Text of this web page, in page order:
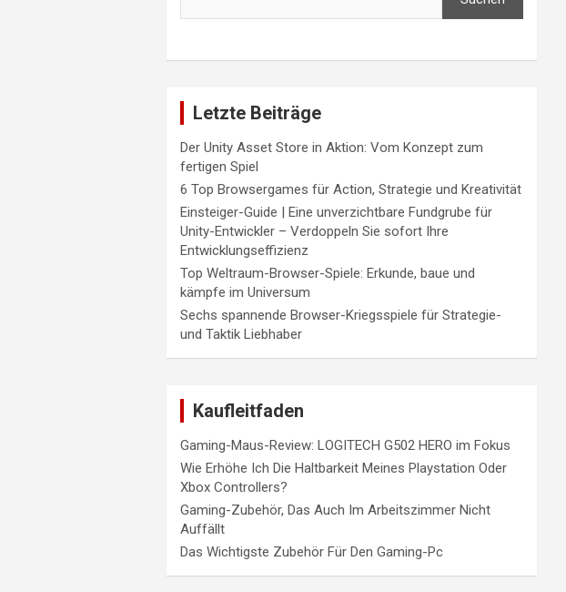
Letzte Beiträge
Der Unity Asset Store in Aktion: Vom Konzept zum
fertigen Spiel
6 Top Browsergames für Action, Strategie und Kreativität
Einsteiger-Guide | Eine unverzichtbare Fundgrube für
Unity-Entwickler – Verdoppeln Sie sofort Ihre
Entwicklungseffizienz
Top Weltraum-Browser-Spiele: Erkunde, baue und
kämpfe im Universum
Sechs spannende Browser-Kriegsspiele für Strategie-
und Taktik Liebhaber
Kaufleitfaden
Gaming-Maus-Review: LOGITECH G502 HERO im Fokus
Wie Erhöhe Ich Die Haltbarkeit Meines Playstation Oder
Xbox Controllers?
Gaming-Zubehör, Das Auch Im Arbeitszimmer Nicht
Auffällt
Das Wichtigste Zubehör Für Den Gaming-Pc